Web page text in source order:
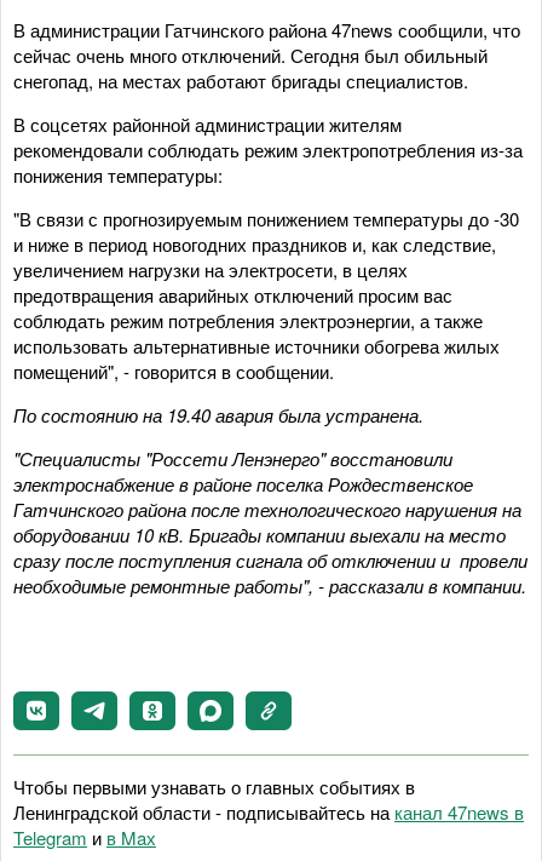
В администрации Гатчинского района 47news сообщили, что
сейчас очень много отключений. Сегодня был обильный
снегопад, на местах работают бригады специалистов.
В соцсетях районной администрации жителям
рекомендовали соблюдать режим электропотребления из-за
понижения температуры:
"В связи с прогнозируемым понижением температуры до -30
и ниже в период новогодних праздников и, как следствие,
увеличением нагрузки на электросети, в целях
предотвращения аварийных отключений просим вас
соблюдать режим потребления электроэнергии, а также
использовать альтернативные источники обогрева жилых
помещений", - говорится в сообщении.
По состоянию на 19.40 авария была устранена.
"Специалисты "Россети Ленэнерго" восстановили
электроснабжение в районе поселка Рождественское
Гатчинского района после технологического нарушения на
оборудовании 10 кВ. Бригады компании выехали на место
сразу после поступления сигнала об отключении и провели
необходимые ремонтные работы", - рассказали в компании.
Чтобы первыми узнавать о главных событиях в
Ленинградской области - подписывайтесь на канал 47news в
Telegram и в Maх